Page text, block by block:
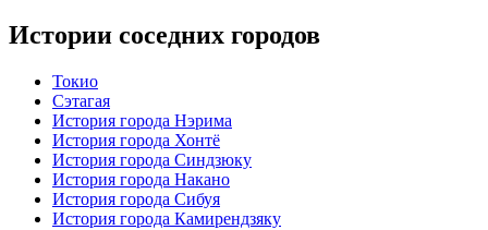
Истории соседних городов
Токио
Сэтагая
История города Нэрима
История города Хонтё
История города Синдзюку
История города Накано
История города Сибуя
История города Камирендзяку